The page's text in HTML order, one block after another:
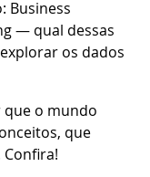
Business
— qual dessas
os dados
que o mundo
que